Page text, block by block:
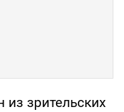
из зрительских